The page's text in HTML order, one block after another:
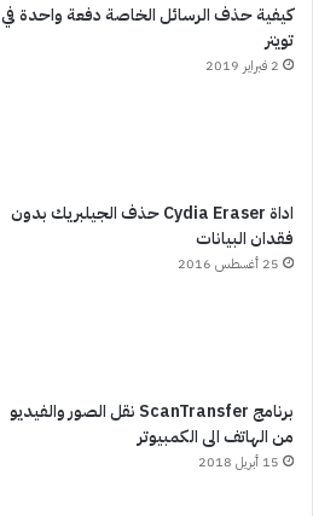
كيفية حذف الرسائل الخاصة دفعة واحدة في
تويتر
2 فبراير 2019
اداة Cydia Eraser حذف الجيلبريك بدون
فقدان البيانات
25 أغسطس 2016
برنامج ScanTransfer نقل الصور والفيديو
من الهاتف الى الكمبيوتر
15 أبريل 2018